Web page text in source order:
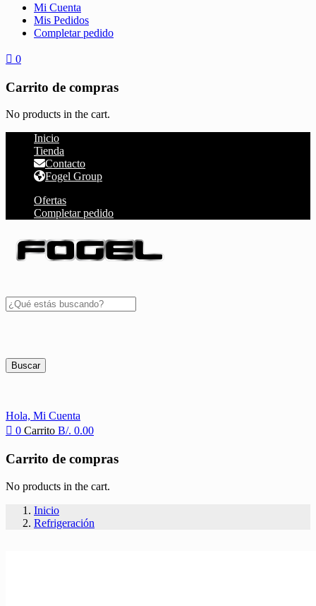
Mi Cuenta
Mis Pedidos
Completar pedido
0
Carrito de compras
No products in the cart.
Inicio
Tienda
Contacto
Fogel Group
Ofertas
Completar pedido
Buscar
Hola, Mi Cuenta
0 Carrito B/. 0.00
Carrito de compras
No products in the cart.
Inicio
Refrigeración